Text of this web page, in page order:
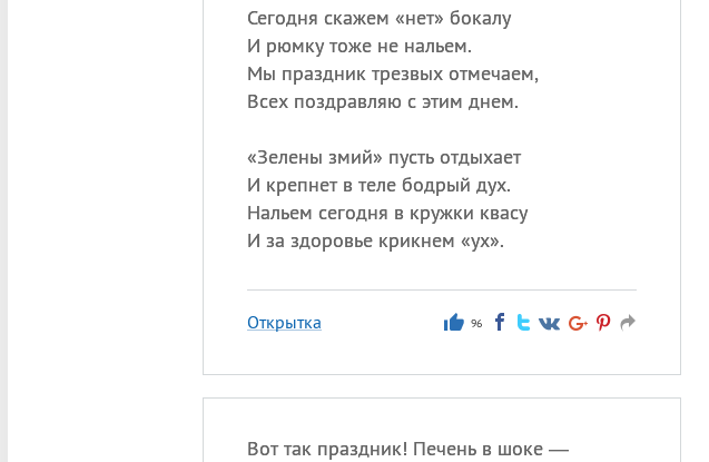
Сегодня скажем «нет» бокалу
И рюмку тоже не нальем.
Мы праздник трезвых отмечаем,
Всех поздравляю с этим днем.
«Зелены змий» пусть отдыхает
И крепнет в теле бодрый дух.
Нальем сегодня в кружки квасу
И за здоровье крикнем «ух».
Открытка 96
Вот так праздник! Печень в шоке —